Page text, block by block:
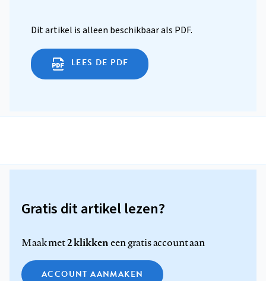
Dit artikel is alleen beschikbaar als PDF.
LEES DE PDF
Gratis dit artikel lezen?
Maak met2 klikkeneen gratis account aan
ACCOUNT AANMAKEN